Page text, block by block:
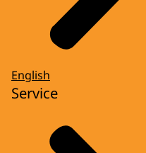
English
Service